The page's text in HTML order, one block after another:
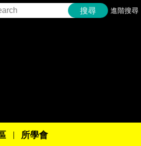
搜尋 進階搜尋
所學會